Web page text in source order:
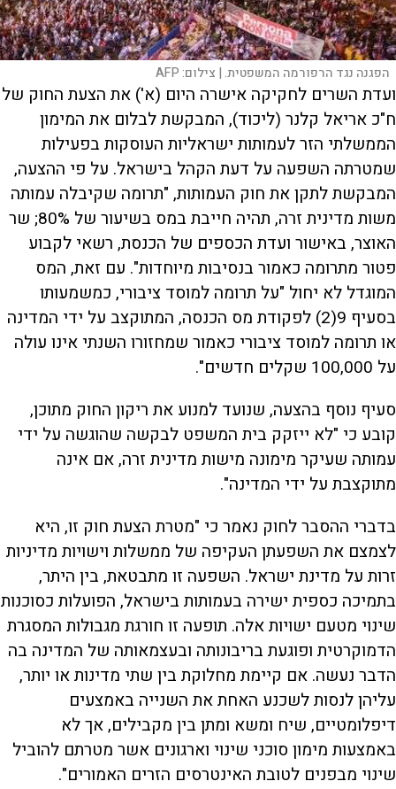
הפגנה נגד הרפורמה המשפטית. | צילום:AFP
ועדת השרים לחקיקה אישרה היום (א') את הצעת החוק של
ח"כ אריאל קלנר (ליכוד), המבקשת לבלום את המימון
הממשלתי הזר לעמותות ישראליות העוסקות בפעילות
שמטרתה השפעה על דעת הקהל בישראל. על פי ההצעה,
המבקשת לתקן את חוק העמותות, "תרומה שקיבלה עמותה
משות מדינית זרה, תהיה חייבת במס בשיעור של 80%; שר
האוצר, באישור ועדת הכספים של הכנסת, רשאי לקבוע
פטור מתרומה כאמור בנסיבות מיוחדות". עם זאת, המס
המוגדל לא יחול "על תרומה למוסד ציבורי, כמשמעותו
בסעיף 9(2) לפקודת מס הכנסה, המתוקצב על ידי המדינה
או תרומה למוסד ציבורי כאמור שמחזורו השנתי אינו עולה
על 100,000 שקלים חדשים".
סעיף נוסף בהצעה, שנועד למנוע את ריקון החוק מתוכן,
קובע כי "לא ייזקק בית המשפט לבקשה שהוגשה על ידי
עמותה שעיקר מימונה מישות מדינית זרה, אם אינה
מתוקצבת על ידי המדינה".
בדברי ההסבר לחוק נאמר כי "מטרת הצעת חוק זו, היא
לצמצם את השפעתן העקיפה של ממשלות וישויות מדיניות
זרות על מדינת ישראל. השפעה זו מתבטאת, בין היתר,
בתמיכה כספית ישירה בעמותות בישראל, הפועלות כסוכנות
שינוי מטעם ישויות אלה. תופעה זו חורגת מגבולות המסגרת
הדמוקרטית ופוגעת בריבונותה ובעצמאותה של המדינה בה
הדבר נעשה. אם קיימת מחלוקת בין שתי מדינות או יותר,
עליהן לנסות לשכנע האחת את השנייה באמצעים
דיפלומטיים, שיח ומשא ומתן בין מקבילים, אך לא
באמצעות מימון סוכני שינוי וארגונים אשר מטרתם להוביל
שינוי מבפנים לטובת האינטרסים הזרים האמורים".